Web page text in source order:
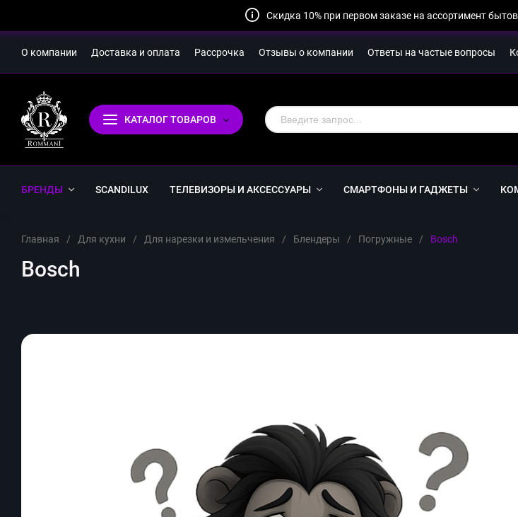
Скидка 10% при первом заказе на ассортимент
О компании Доставка и оплата Рассрочка Отзывы о компании Ответы на частые вопросы
КАТАЛОГ ТОВАРОВ
БРЕНДЫ SCANDILUX ТЕЛЕВИЗОРЫ И АКСЕССУАРЫ СМАРТФОНЫ И ГАДЖЕТЫ
Главная / Для кухни / Для нарезки и измельчения / Блендеры / Погружные / Bosch
Bosch